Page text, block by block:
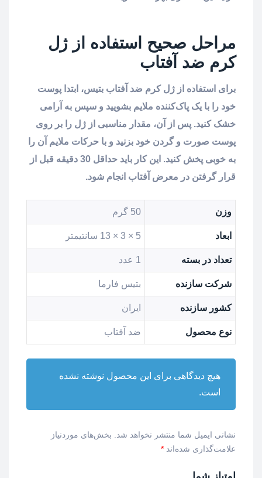
مراحل صحیح استفاده از ژل
کرم ضد آفتاب
برای استفاده از ژل کرم ضد آفتاب بتیس، ابتدا پوست
خود را با یک پاک‌کننده ملایم بشویید و سپس به آرامی
خشک کنید. پس از آن، مقدار مناسبی از ژل را بر روی
پوست صورت و گردن خود بزنید و با حرکات ملایم آن را
به خوبی پخش کنید. این کار باید حداقل 30 دقیقه قبل از
قرار گرفتن در معرض آفتاب انجام شود.
وزن 50 گرم
ابعاد 5 × 3 × 13 سانتیمتر
تعداد در بسته 1 عدد
شرکت سازنده بتیس فارما
کشور سازنده ایران
نوع محصول ضد آفتاب
هیچ دیدگاهی برای این محصول نوشته نشده
است.
نشانی ایمیل شما منتشر نخواهد شد.
بخش‌های موردنیاز
علامت‌گذاری شده‌اند *